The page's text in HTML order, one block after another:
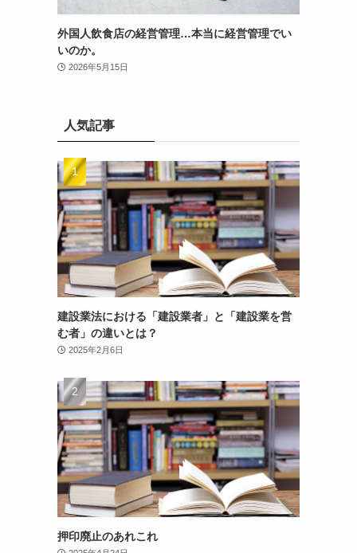
外国人飲食店の経営管理…本当に経営管理でい
いのか。
2026年5月15日
人気記事
建設業法における「建設業者」と「建設業を営
む者」の違いとは？
2025年2月6日
押印廃止のあれこれ